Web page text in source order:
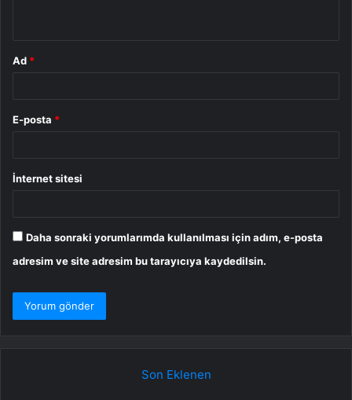
Ad *
E-posta *
İnternet sitesi
Daha sonraki yorumlarımda kullanılması için adım, e-posta
adresim ve site adresim bu tarayıcıya kaydedilsin.
Son Eklenen